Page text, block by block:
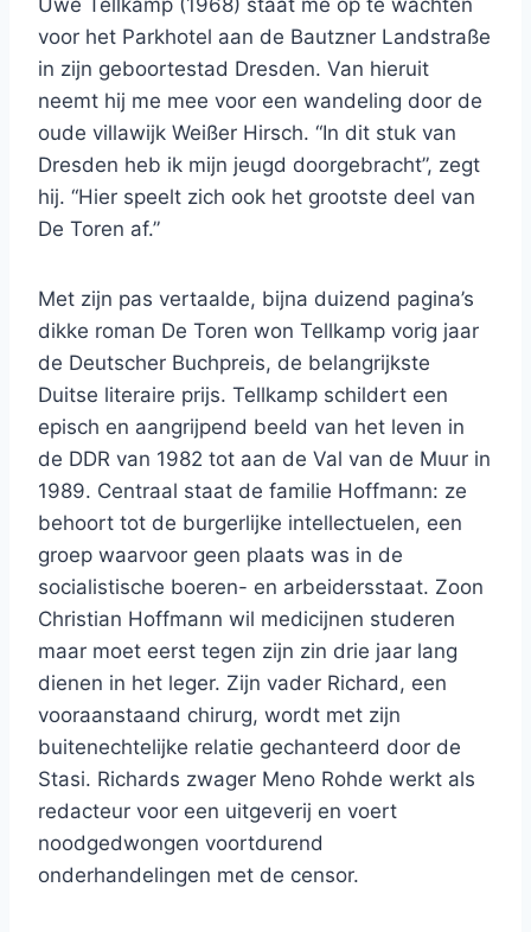
Uwe Tellkamp (1968) staat me op te wachten
voor het Parkhotel aan de Bautzner Landstraße
in zijn geboortestad Dresden. Van hieruit
neemt hij me mee voor een wandeling door de
oude villawijk Weißer Hirsch. “In dit stuk van
Dresden heb ik mijn jeugd doorgebracht”, zegt
hij. “Hier speelt zich ook het grootste deel van
De Toren af.”
Met zijn pas vertaalde, bijna duizend pagina’s
dikke roman De Toren won Tellkamp vorig jaar
de Deutscher Buchpreis, de belangrijkste
Duitse literaire prijs. Tellkamp schildert een
episch en aangrijpend beeld van het leven in
de DDR van 1982 tot aan de Val van de Muur in
1989. Centraal staat de familie Hoffmann: ze
behoort tot de burgerlijke intellectuelen, een
groep waarvoor geen plaats was in de
socialistische boeren- en arbeidersstaat. Zoon
Christian Hoffmann wil medicijnen studeren
maar moet eerst tegen zijn zin drie jaar lang
dienen in het leger. Zijn vader Richard, een
vooraanstaand chirurg, wordt met zijn
buitenechtelijke relatie gechanteerd door de
Stasi. Richards zwager Meno Rohde werkt als
redacteur voor een uitgeverij en voert
noodgedwongen voortdurend
onderhandelingen met de censor.